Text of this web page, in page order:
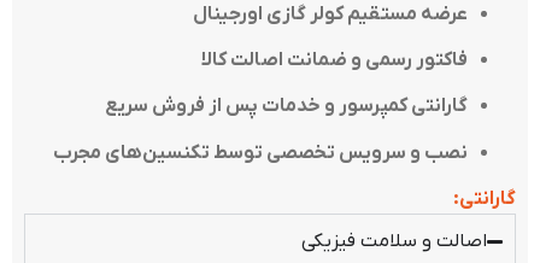
عرضه مستقیم کولر گازی اورجینال
فاکتور رسمی و ضمانت اصالت کالا
گارانتی کمپرسور و خدمات پس از فروش سریع
نصب و سرویس تخصصی توسط تکنسین‌های مجرب
گارانتی:
اصالت و سلامت فیزیکی